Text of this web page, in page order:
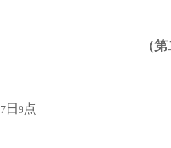
（
7 日 9 点